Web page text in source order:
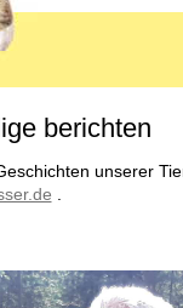
berichten
unserer